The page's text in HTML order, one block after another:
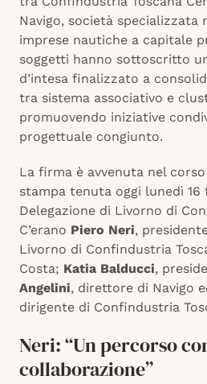
Navigo, società specializzata
imprese nautiche a capitale
soggetti hanno sottoscritto
d’intesa finalizzato a
tra sistema associativo e
promuovendo iniziative
progettuale congiunto.
La firma è avvenuta nel
stampa tenuta oggi lunedì 16
Delegazione di Livorno di
C’erano Piero Neri,
Livorno di Confindustria
Costa; Katia Balducci,
Angelini, direttore di Navigo
dirigente di Confindustria
Neri: “Un percorso
collaborazione”